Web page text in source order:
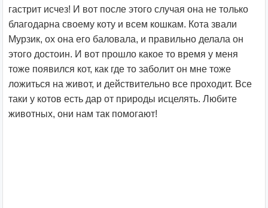
гастрит исчез! И вот после этого случая она не только
благодарна своему коту и всем кошкам. Кота звали
Мурзик, ох она его баловала, и правильно делала он
этого достоин. И вот прошло какое то время у меня
тоже появился кот, как где то заболит он мне тоже
ложиться на живот, и действительно все проходит. Все
таки у котов есть дар от природы исцелять. Любите
животных, они нам так помогают!